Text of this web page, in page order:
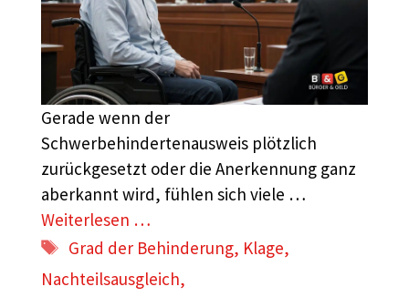
Gerade wenn der
Schwerbehindertenausweis plötzlich
zurückgesetzt oder die Anerkennung ganz
aberkannt wird, fühlen sich viele …
Weiterlesen …
Schlagwörter
Grad der Behinderung, Klage,
Nachteilsausgleich,